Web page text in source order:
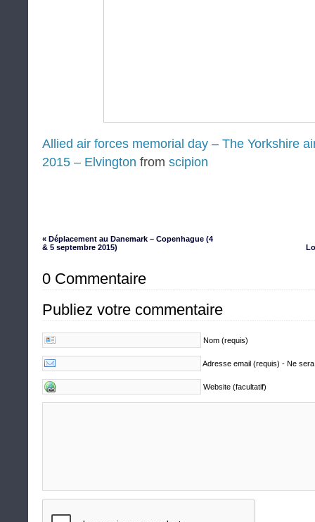
Allied air forces memorial day – The Yorkshire
2015 – Elvington from scipion
« Déplacement au Danemark – Copenhague (4
& 5 septembre 2015)
0 Commentaire
Publiez votre commentaire
Nom (requis)
Adresse email (requis) - Ne
Website (facultatif)